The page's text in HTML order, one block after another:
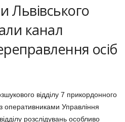
Львівського
канал
осіб
відділу 7 прикордонного
оперативниками Управління
розслідувань особливо